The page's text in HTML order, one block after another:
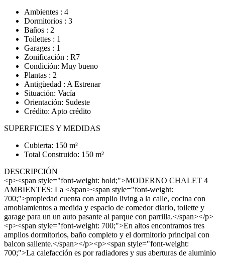
Ambientes : 4
Dormitorios : 3
Baños : 2
Toilettes : 1
Garages : 1
Zonificación : R7
Condición: Muy bueno
Plantas : 2
Antigüedad : A Estrenar
Situación: Vacía
Orientación: Sudeste
Crédito: Apto crédito
SUPERFICIES Y MEDIDAS
Cubierta: 150 m²
Total Construido: 150 m²
DESCRIPCIÓN
<p><span style="font-weight: bold;">MODERNO CHALET 4
AMBIENTES: La </span><span style="font-weight:
700;">propiedad cuenta con amplio living a la calle, cocina con
amoblamientos a medida y espacio de comedor diario, toilette y
garage para un un auto pasante al parque con parrilla.</span></p>
<p><span style="font-weight: 700;">En altos encontramos tres
amplios dormitorios, baño completo y el dormitorio principal con
balcon saliente.</span></p><p><span style="font-weight:
700;">La calefacción es por radiadores y sus aberturas de aluminio